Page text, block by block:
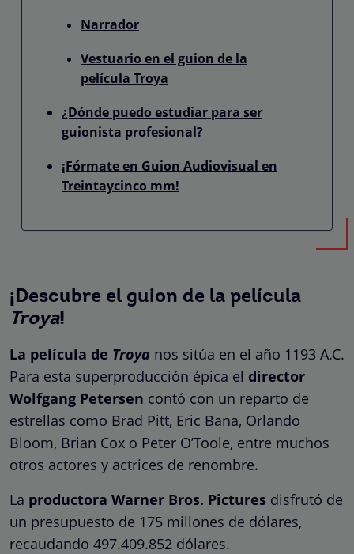
Narrador
Vestuario en el guion de la
película Troya
¿Dónde puedo estudiar para ser
guionista profesional?
¡Fórmate en Guion Audiovisual en
Treintaycinco mm!
¡Descubre el guion de la película
Troya!
La película de Troya nos sitúa en el año 1193 A.C.
Para esta superproducción épica el director
Wolfgang Petersen contó con un reparto de
estrellas como Brad Pitt, Eric Bana, Orlando
Bloom, Brian Cox o Peter O’Toole, entre muchos
otros actores y actrices de renombre.
La productora Warner Bros. Pictures disfrutó de
un presupuesto de 175 millones de dólares,
recaudando 497.409.852 dólares.